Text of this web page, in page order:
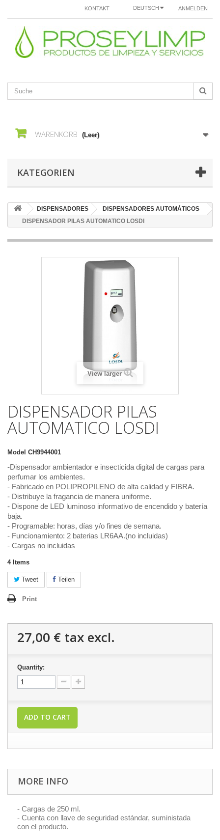
ANMELDEN
DEUTSCH
KONTAKT
WARENKORB (Leer)
KATEGORIEN
DISPENSADORES
DISPENSADORES AUTOMÁTICOS
DISPENSADOR PILAS AUTOMATICO LOSDI
View larger
DISPENSADOR PILAS
AUTOMATICO LOSDI
Model CH9944001
-Dispensador ambientador e insecticida digital de cargas para
perfumar los ambientes.
- Fabricado en POLIPROPILENO de alta calidad y FIBRA.
- Distribuye la fragancia de manera uniforme.
- Dispone de LED luminoso informativo de encendido y batería
baja.
- Programable: horas, días y/o fines de semana.
- Funcionamiento: 2 baterias LR6AA.(no incluidas)
- Cargas no incluidas
4 Items
Tweet Teilen
Print
27,00 € tax excl.
Quantity:
ADD TO CART
MORE INFO
- Cargas de 250 ml.
- Cuenta con llave de seguridad estándar, suministada
con el producto.